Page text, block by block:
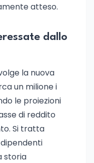
atteso.
dallo
la nuova
un milione i
le proiezioni
di reddito
Si tratta
storia